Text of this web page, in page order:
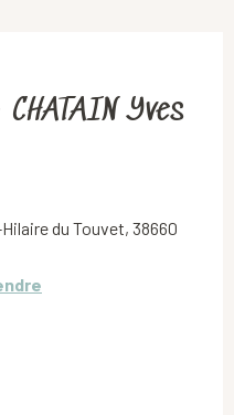
Yves
du Touvet, 38660